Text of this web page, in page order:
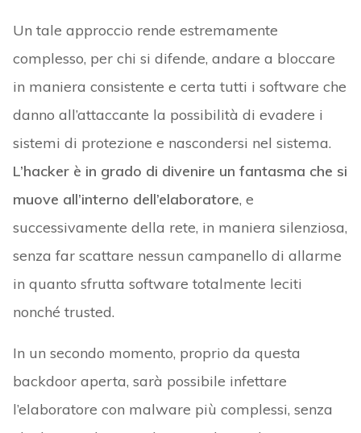
Un tale approccio rende estremamente
complesso, per chi si difende, andare a bloccare
in maniera consistente e certa tutti i software che
danno all’attaccante la possibilità di evadere i
sistemi di protezione e nascondersi nel sistema.
L’hacker è in grado di divenire un fantasma che si
muove all’interno dell’elaboratore, e
successivamente della rete, in maniera silenziosa,
senza far scattare nessun campanello di allarme
in quanto sfrutta software totalmente leciti
nonché trusted.
In un secondo momento, proprio da questa
backdoor aperta, sarà possibile infettare
l’elaboratore con malware più complessi, senza